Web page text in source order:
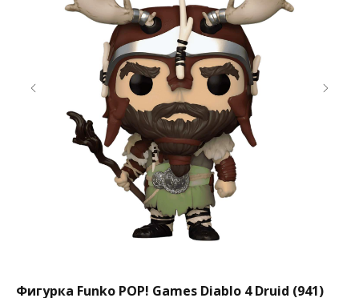
Фигурка Funko POP! Games Diablo 4 Druid (941)